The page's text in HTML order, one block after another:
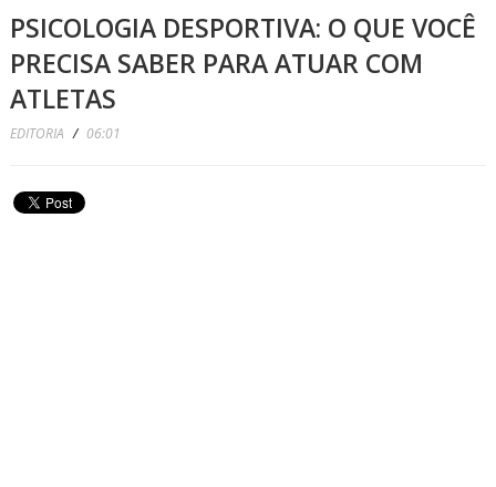
PSICOLOGIA DESPORTIVA: O QUE VOCÊ
PRECISA SABER PARA ATUAR COM
ATLETAS
EDITORIA / 06:01